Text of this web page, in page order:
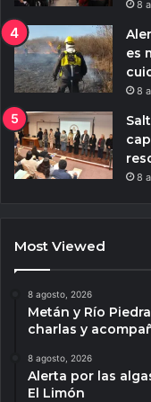
8
es
8
8
Most Viewed
8 agosto, 2026
Metán y Río
charlas y
8 agosto, 2026
Alerta por las
El Limón